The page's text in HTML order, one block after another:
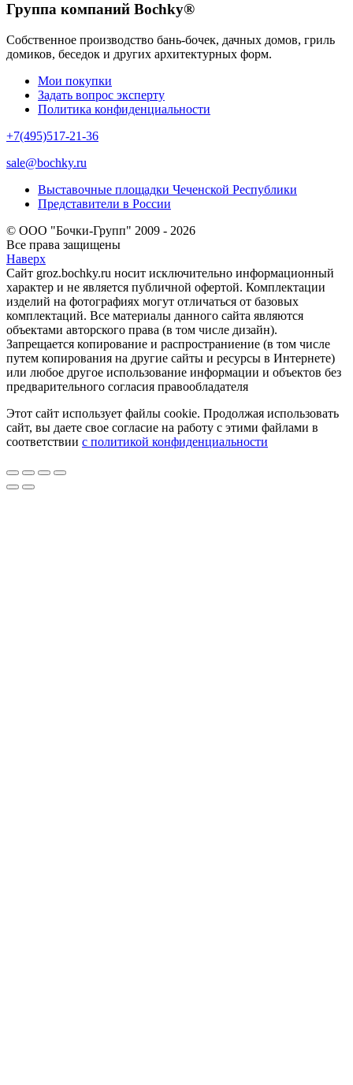
Группа компаний Bochky®
Собственное производство бань-бочек, дачных домов, гриль
домиков, беседок и других архитектурных форм.
Мои покупки
Задать вопрос эксперту
Политика конфиденциальности
+7(495)517-21-36
sale@bochky.ru
Выставочные площадки Чеченской Республики
Представители в России
© ООО "Бочки-Групп" 2009 - 2026
Все права защищены
Наверх
Сайт groz.bochky.ru носит исключительно информационный
характер и не является публичной офертой. Комплектации
изделий на фотографиях могут отличаться от базовых
комплектаций. Все материалы данного сайта являются
объектами авторского права (в том числе дизайн).
Запрещается копирование и распространиение (в том числе
путем копирования на другие сайты и ресурсы в Интернете)
или любое другое использование информации и объектов без
предварительного согласия правообладателя
Этот сайт использует файлы cookie. Продолжая использовать
сайт, вы даете свое согласие на работу с этими файлами в
соответствии с политикой конфиденциальности